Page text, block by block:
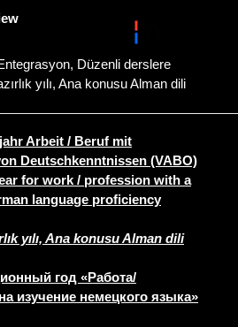
, Düzenli derslere
yılı, Ana konusu Alman dili
Arbeit / Beruf mit
Deutschkenntnissen (VABO)
for work / profession with a
language proficiency
yılı, Ana konusu Alman dili
год «Работа/
изучение немецкого языка»